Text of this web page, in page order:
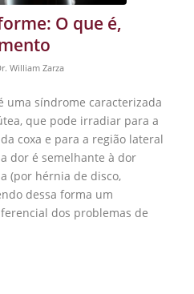
O que é,
William Zarza
uma síndrome caracterizada
que pode irradiar para a
coxa e para a região lateral
dor é semelhante à dor
(por hérnia de disco,
dessa forma um
dos problemas de